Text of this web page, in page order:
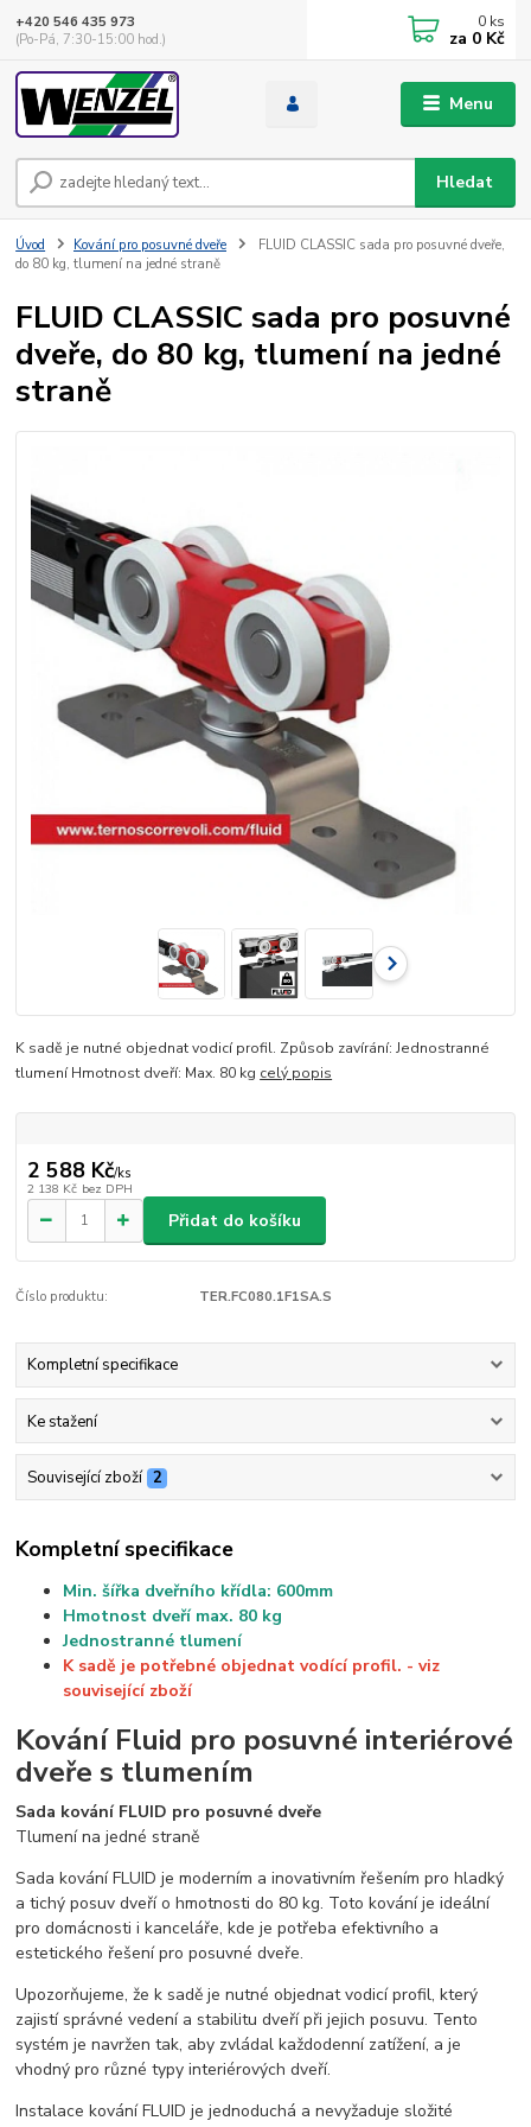
Menu
Hledat
+420 546 435 973
(Po-Pá, 7:30-15:00 hod.)
0 ks
za 0 Kč
Úvod Kování pro posuvné dveře
FLUID CLASSIC sada pro posuvné dveře,
do 80 kg, tlumení na jedné straně
FLUID CLASSIC sada pro posuvné
dveře, do 80 kg, tlumení na jedné
straně
K sadě je nutné objednat vodicí profil. Způsob zavírání: Jednostranné
tlumení Hmotnost dveří: Max. 80 kg celý popis
2 588 Kč/ks
2 138 Kč bez DPH
Přidat do košíku
Číslo produktu: TER.FC080.1F1SA.S
Kompletní specifikace
Ke stažení
Související zboží 2
Kompletní specifikace
Min. šířka dveřního křídla: 600mm
Hmotnost dveří max. 80 kg
Jednostranné tlumení
K sadě je potřebné objednat vodící profil. - viz
související zboží
Kování Fluid pro posuvné interiérové
dveře s tlumením
Sada kování FLUID pro posuvné dveře
Tlumení na jedné straně
Sada kování FLUID je moderním a inovativním řešením pro hladký
a tichý posuv dveří o hmotnosti do 80 kg. Toto kování je ideální
pro domácnosti i kanceláře, kde je potřeba efektivního a
estetického řešení pro posuvné dveře.
Upozorňujeme, že k sadě je nutné objednat vodicí profil, který
zajistí správné vedení a stabilitu dveří při jejich posuvu. Tento
systém je navržen tak, aby zvládal každodenní zatížení, a je
vhodný pro různé typy interiérových dveří.
Instalace kování FLUID je jednoduchá a nevyžaduje složité